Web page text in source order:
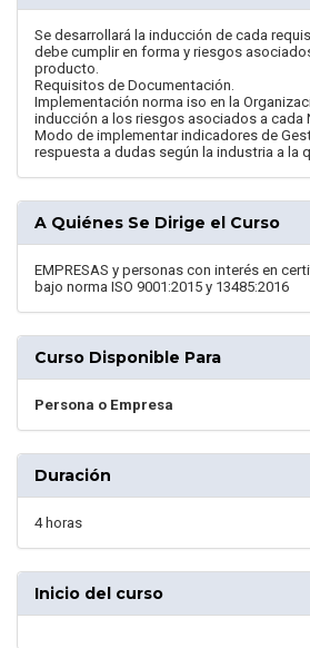
Se desarrollará la inducción de cada
debe cumplir en forma y riesgos
producto.
Requisitos de Documentación.
Implementación norma iso en la
inducción a los riesgos asociados a cada
Modo de implementar indicadores de
respuesta a dudas según la industria a la
A Quiénes Se Dirige el Curso
EMPRESAS y personas con interés en
bajo norma ISO 9001:2015 y 13485:2016
Curso Disponible Para
Persona o Empresa
Duración
4 horas
Inicio del curso